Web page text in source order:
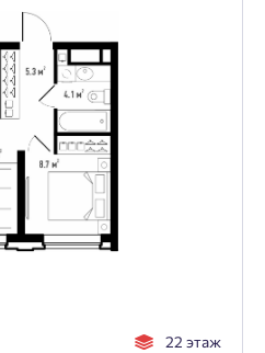
22 этаж